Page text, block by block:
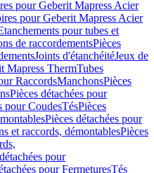
pour Geberit Mapress Acier
pour Geberit Mapress Acier
pour tubes et
de raccordementsPièces
Joints d'étanchéitéJeux de
Mapress ThermTubes
RaccordsManchonsPièces
Pièces détachées pour
pour CoudesTésPièces
Pièces détachées pour
et raccords, démontablesPièces
pour
pour FermeturesTés